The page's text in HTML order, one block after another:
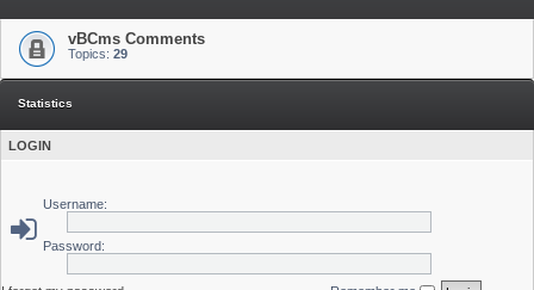
vBCms Comments
Topics: 29
Statistics
LOGIN
Username:
Password: